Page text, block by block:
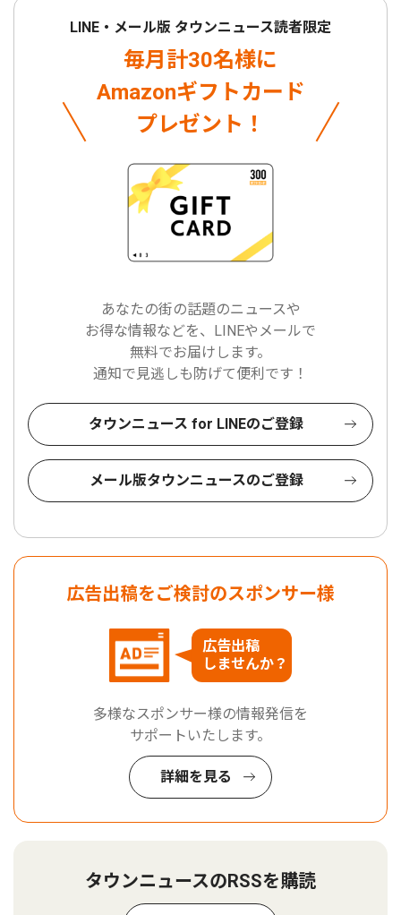
LINE・メール版 タウンニュース読者限定
毎月計30名様に
Amazonギフトカード
プレゼント！
あなたの街の話題のニュースや
お得な情報などを、LINEやメールで
無料でお届けします。
通知で見逃しも防げて便利です！
タウンニュース for LINEのご登録
メール版タウンニュースのご登録
広告出稿をご検討のスポンサー様
広告出稿
しませんか？
多様なスポンサー様の情報発信を
サポートいたします。
詳細を見る
タウンニュースのRSSを購読